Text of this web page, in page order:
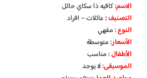
الاسم:كافيه ذا سكاي حائل
التصنيف:عائلات – افراد
النوع :مقهي
الأسعار:متوسطة
الأطفال:مناسب
الموسيقى:لا يوجد